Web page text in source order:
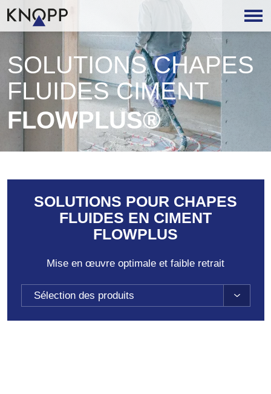
SOLUTIONS CHAPES
FLUIDES CIMENT
FLOWPLUS®
SOLUTIONS POUR CHAPES
FLUIDES EN CIMENT
FLOWPLUS
Mise en œuvre optimale et faible retrait
Sélection des produits